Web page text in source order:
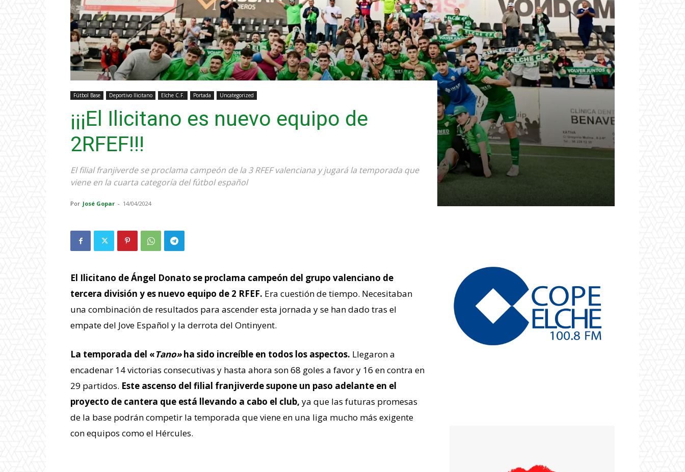
Fútbol Base Deportivo Ilicitano Elche C.F. Portada Uncategorized
¡¡¡El Ilicitano es nuevo equipo de
2RFEF!!!
El filial franjiverde se proclama campeón de la 3 RFEF valenciana y jugará la temporada que
viene en la cuarta categoría del fútbol español
Por José Gopar - 14/04/2024
El Ilicitano de Ángel Donato se proclama campeón del grupo valenciano de
tercera división y es nuevo equipo de 2 RFEF. Era cuestión de tiempo. Necesitaban
una combinación de resultados para ascender esta jornada y se han dado tras el
empate del Jove Español y la derrota del Ontinyent.
La temporada del «Tano»ha sido increíble en todos los aspectos. Llegaron a
encadenar 14 victorias consecutivas y hasta ahora son 68 goles a favor y 16 en contra en
29 partidos. Este ascenso del filial franjiverde supone un paso adelante en el
proyecto de cantera que está llevando a cabo el club, ya que las futuras promesas
de la base podrán competir la temporada que viene en una liga mucho más exigente
con equipos como el Hércules.